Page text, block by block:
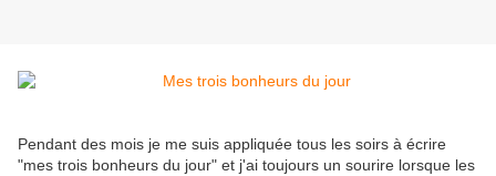
Pendant des mois je me suis appliquée tous les soirs à écrire
"mes trois bonheurs du jour" et j'ai toujours un sourire lorsque les